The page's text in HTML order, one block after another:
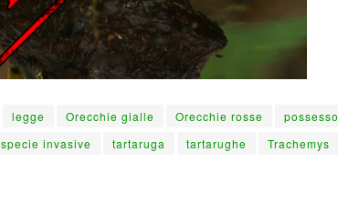
legge Orecchie gialle Orecchie rosse possesso
specie invasive tartaruga tartarughe Trachemys